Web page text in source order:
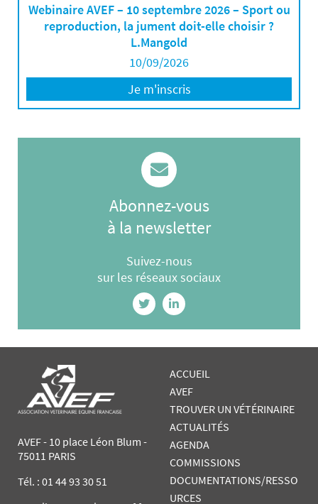
Webinaire AVEF – 10 septembre 2026 – Sport ou
reproduction, la jument doit-elle choisir ?
L.Mangold
10/09/2026
Je m'inscris
Abonnez-vous
à la newsletter
Suivez-nous
sur les réseaux sociaux
AVEF - 10 place Léon Blum -
75011 PARIS
Tél. : 01 44 93 30 51
ACCUEIL
AVEF
TROUVER UN VÉTÉRINAIRE
ACTUALITÉS
AGENDA
COMMISSIONS
DOCUMENTATIONS/RESSO
URCES